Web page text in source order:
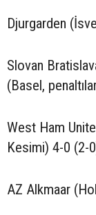
Djurgarden
Slovan
(Basel,
West Ham
Kesimi) 4-0 (2-
AZ Alkmaar